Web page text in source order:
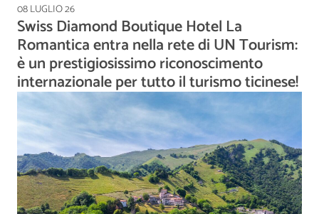
08 LUGLIO 26
Swiss Diamond Boutique Hotel La
Romantica entra nella rete di UN Tourism:
è un prestigiosissimo riconoscimento
internazionale per tutto il turismo ticinese!